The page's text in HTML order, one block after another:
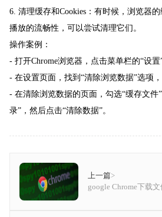
6. 清理缓存和Cookies：有时候，浏览器
播放的流畅性，可以尝试清理它们。
操作案例：
- 打开Chrome浏览器，点击菜单栏的“设置
- 在设置页面，找到“清除浏览数据”选项，
- 在清除浏览数据的页面，勾选“缓存文件”
录”，然后点击“清除数据”。
上一篇>
google Chrome下载